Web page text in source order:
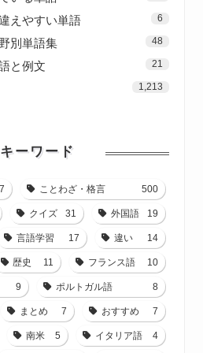
えやすい単語 6
別単語集 48
と例文 21
1,213
キーワード
ことわざ・格言 500
クイズ 31 外国語 19
言語学習 17 違い 14
歴史 11 フランス語 10
9 ポルトガル語 8
まとめ 7 おすすめ 7
南米 5 イタリア語 4